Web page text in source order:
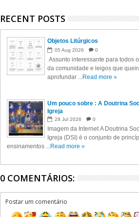
RECENT POSTS
Objetos Litúrgicos
05 Aug 2026 0
Assunto interessante para todos
da comunidade e leigos que
aprofundar ...Read more »
Um pouco sobre : A Doutrina
Igreja
28 Jul 2026 0
Imagem da Internet A Doutrina
Igreja (DSI) é o conjunto de
ensinamentos ...Read more »
0 COMENTÁRIOS:
Postar um comentário